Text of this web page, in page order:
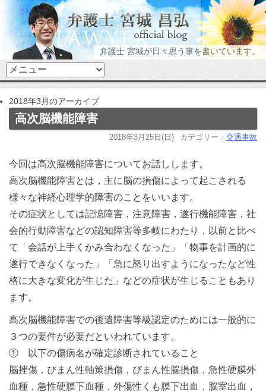
弁護士 宮城が日々思う事を書いています。
2018年3月のアーカイブ
高次脳機能障害
2018年3月25日(日) カテゴリー： 交通事故
今回は高次脳機能障害についてお話しします。
高次脳機能障害とは，主に脳の損傷によって起こされる
様々な神経心理学的障害のことをいいます。
その症状としては記憶障害，注意障害，遂行機能障害，社
会的行動障害などの認知障害等多岐にわたり，以前と比べ
て「会話が上手くかみ合わなくなった」「物事を計画的に
遂行できなくなった」「急に怒り出すようになったなど性
格に大きな変化が生じた」などの症状が生じることもあり
ます。
高次脳機能障害での後遺障害等級認定のためには一般的に
３つの要件が必要だといわれています。
① 以下の傷病名が確定診断されていること
脳挫傷，びまん性軸策損傷，びまん性脳損傷，急性硬膜外
血種，急性硬膜下血種，外傷性くも膜下出血，脳室出血，